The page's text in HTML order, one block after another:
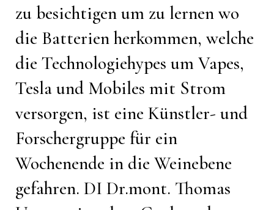
zu besichtigen um zu lernen wo
die Batterien herkommen, welche
die Technologiehypes um Vapes,
Tesla und Mobiles mit Strom
versorgen, ist eine Künstler- und
Forschergruppe für ein
Wochenende in die Weinebene
gefahren. DI Dr.mont. Thomas